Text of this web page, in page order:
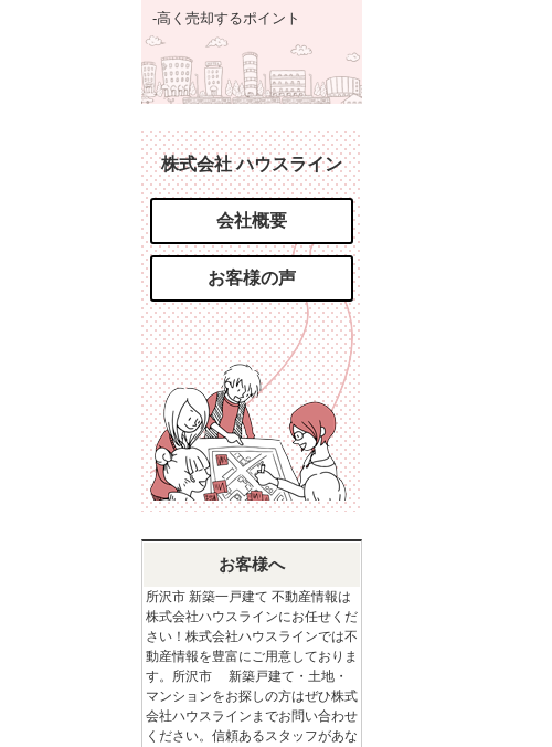
-高く売却するポイント
株式会社 ハウスライン
会社概要
お客様の声
お客様へ
所沢市 新築一戸建て 不動産情報は
株式会社ハウスラインにお任せくだ
さい！株式会社ハウスラインでは不
動産情報を豊富にご用意しておりま
す。所沢市 新築戸建て・土地・
マンションをお探しの方はぜひ株式
会社ハウスラインまでお問い合わせ
ください。信頼あるスタッフがあな